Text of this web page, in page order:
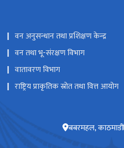
वन अनुसन्धान तथा प्रशिक्षण केन्द्र
वन तथा भू-संरक्षण विभाग
वातावरण विभाग
राष्ट्रिय प्राकृतिक स्रोत तथा वित्त आयोग
बबरमहल, काठमाडौं